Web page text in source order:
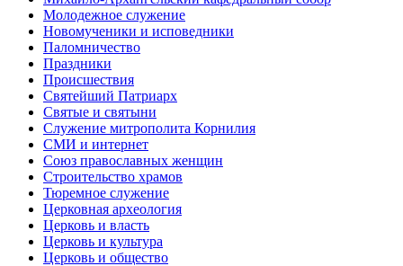
Молодежное служение
Новомученики и исповедники
Паломничество
Праздники
Происшествия
Святейший Патриарх
Святые и святыни
Служение митрополита Корнилия
СМИ и интернет
Союз православных женщин
Строительство храмов
Тюремное служение
Церковная археология
Церковь и власть
Церковь и культура
Церковь и общество